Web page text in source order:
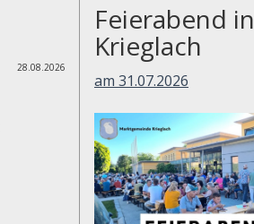
28.08.2026
Feierabend in
Krieglach
am 31.07.2026